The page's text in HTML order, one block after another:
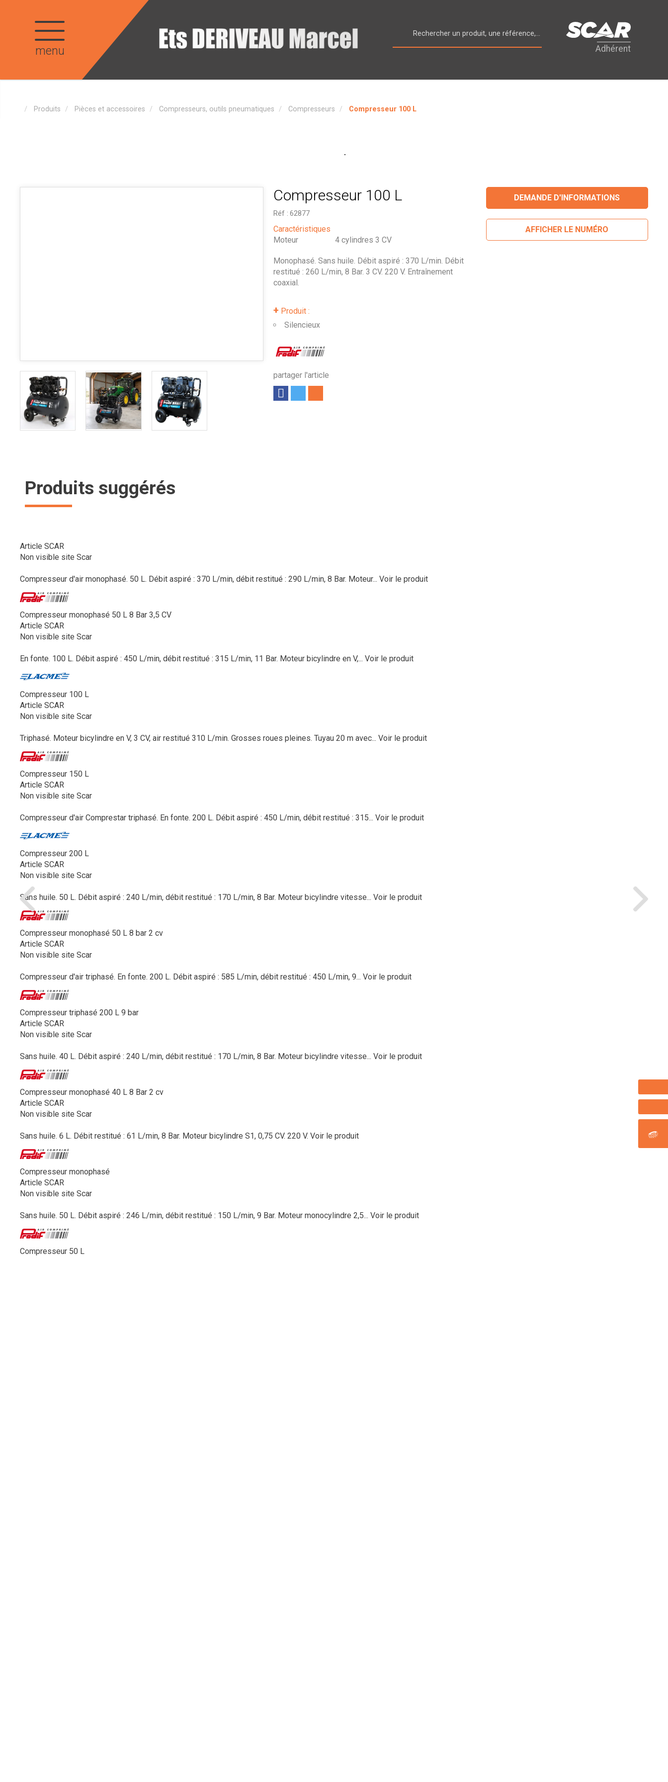
menu Adhérent
Produits Pièces et accessoires Compresseurs, outils pneumatiques Compresseurs Compresseur 100 L
Compresseur 100 L
Réf : 62877
+ Produit :
Silencieux
Caractéristiques
Moteur
4 cylindres 3 CV
partager l'article
Monophasé. Sans huile. Débit aspiré : 370 L/min. Débit
restitué : 260 L/min, 8 Bar. 3 CV. 220 V. Entraînement
coaxial.
DEMANDE D'INFORMATIONS
AFFICHER LE NUMÉRO
Produits suggérés
Article SCAR
Non visible site Scar
Compresseur d'air monophasé. 50 L. Débit aspiré : 370 L/min, débit restitué : 290 L/min, 8 Bar. Moteur... Voir le produit
Compresseur monophasé 50 L 8 Bar 3,5 CV
Article SCAR
Non visible site Scar
En fonte. 100 L. Débit aspiré : 450 L/min, débit restitué : 315 L/min, 11 Bar. Moteur bicylindre en V,... Voir le produit
Compresseur 100 L
Article SCAR
Non visible site Scar
Triphasé. Moteur bicylindre en V, 3 CV, air restitué 310 L/min. Grosses roues pleines. Tuyau 20 m avec... Voir le produit
Compresseur 150 L
Article SCAR
Non visible site Scar
Compresseur d'air Comprestar triphasé. En fonte. 200 L. Débit aspiré : 450 L/min, débit restitué : 315... Voir le produit
Compresseur 200 L
Article SCAR
Non visible site Scar
Sans huile. 50 L. Débit aspiré : 240 L/min, débit restitué : 170 L/min, 8 Bar. Moteur bicylindre vitesse... Voir le produit
Compresseur monophasé 50 L 8 bar 2 cv
Article SCAR
Non visible site Scar
Compresseur d'air triphasé. En fonte. 200 L. Débit aspiré : 585 L/min, débit restitué : 450 L/min, 9... Voir le produit
Compresseur triphasé 200 L 9 bar
Article SCAR
Non visible site Scar
Sans huile. 40 L. Débit aspiré : 240 L/min, débit restitué : 170 L/min, 8 Bar. Moteur bicylindre vitesse... Voir le produit
Compresseur monophasé 40 L 8 Bar 2 cv
Article SCAR
Non visible site Scar
Sans huile. 6 L. Débit restitué : 61 L/min, 8 Bar. Moteur bicylindre S1, 0,75 CV. 220 V. Voir le produit
Compresseur monophasé
Article SCAR
Non visible site Scar
Sans huile. 50 L. Débit aspiré : 246 L/min, débit restitué : 150 L/min, 9 Bar. Moteur monocylindre 2,5... Voir le produit
Compresseur 50 L